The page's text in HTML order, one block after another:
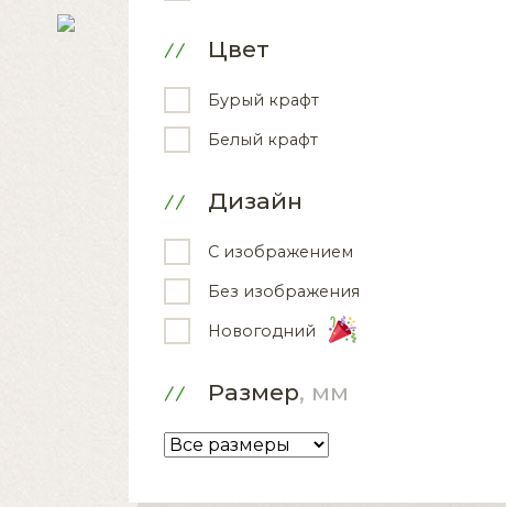
Цвет
Бурый крафт
Белый крафт
Дизайн
С изображением
Без изображения
Новогодний
Размер, мм